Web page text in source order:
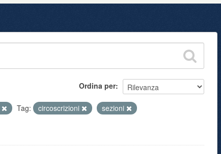
Ordina per
Tag: circoscrizioni
sezioni